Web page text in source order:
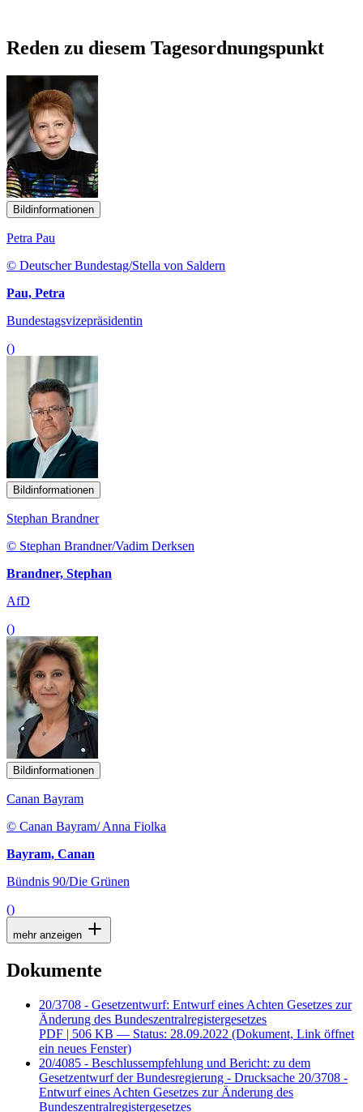
Reden zu diesem Tagesordnungspunkt
Bildinformationen
Petra Pau
© Deutscher Bundestag/Stella von Saldern
Pau, Petra
Bundestagsvizepräsidentin
()
Bildinformationen
Stephan Brandner
© Stephan Brandner/Vadim Derksen
Brandner, Stephan
AfD
()
Bildinformationen
Canan Bayram
© Canan Bayram/ Anna Fiolka
Bayram, Canan
Bündnis 90/Die Grünen
()
mehr anzeigen
Dokumente
20/3708 - Gesetzentwurf: Entwurf eines Achten Gesetzes zur
Änderung des Bundeszentralregistergesetzes
PDF | 506 KB — Status: 28.09.2022 (Dokument, Link öffnet
ein neues Fenster)
20/4085 - Beschlussempfehlung und Bericht: zu dem
Gesetzentwurf der Bundesregierung - Drucksache 20/3708 -
Entwurf eines Achten Gesetzes zur Änderung des
Bundeszentralregistergesetzes